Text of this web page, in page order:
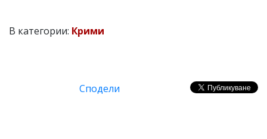
В категории: Крими
Сподели